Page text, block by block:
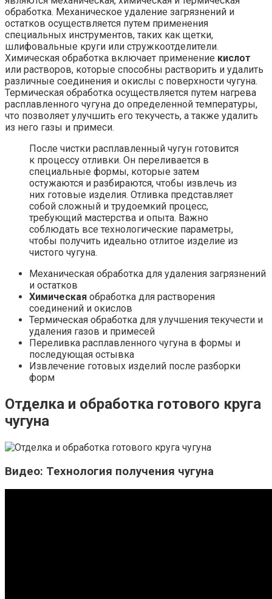
обработка. Механическое удаление загрязнений и
остатков осуществляется путем применения
специальных инструментов, таких как щетки,
шлифовальные круги или стружкоотделители.
Химическая обработка включает применение кислот
или растворов, которые способны растворить и удалить
различные соединения и окислы с поверхности чугуна.
Термическая обработка осуществляется путем нагрева
расплавленного чугуна до определенной температуры,
что позволяет улучшить его текучесть, а также удалить
из него газы и примеси.
После чистки расплавленный чугун готовится
к процессу отливки. Он переливается в
специальные формы, которые затем
остужаются и разбираются, чтобы извлечь из
них готовые изделия. Отливка представляет
собой сложный и трудоемкий процесс,
требующий мастерства и опыта. Важно
соблюдать все технологические параметры,
чтобы получить идеально отлитое изделие из
чистого чугуна.
Механическая обработка для удаления загрязнений
и остатков
Химическая обработка для растворения
соединений и окислов
Термическая обработка для улучшения текучести и
удаления газов и примесей
Переливка расплавленного чугуна в формы и
последующая остывка
Извлечение готовых изделий после разборки
форм
Отделка и обработка готового круга
чугуна
Видео: Технология получения чугуна